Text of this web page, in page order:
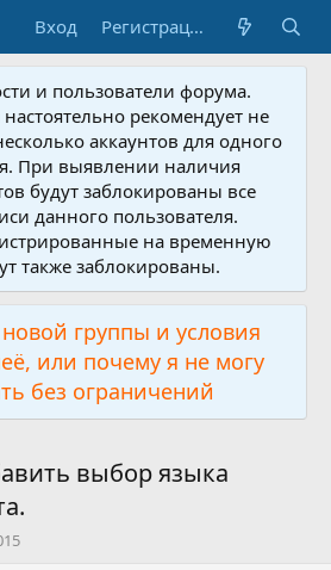
Вход Регистрация
и пользователи форума.
рекомендует не
аккаунтов для одного
При выявлении наличия
будут заблокированы все
данного пользователя.
на временную
также заблокированы.
группы и условия
или почему я не могу
без ограничений
выбор языка